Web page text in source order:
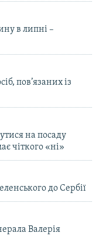
в липні –
пов’язаних із
на посаду
чіткого «ні»
до Сербії
Валерія